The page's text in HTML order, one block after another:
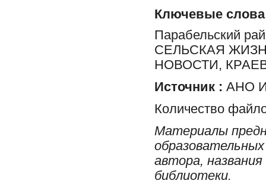
Ключевые слова
Парабельский
СЕЛЬСКАЯ
НОВОСТИ,
Источник : АНО
Количество
Материалы
автора,
библиотеки.